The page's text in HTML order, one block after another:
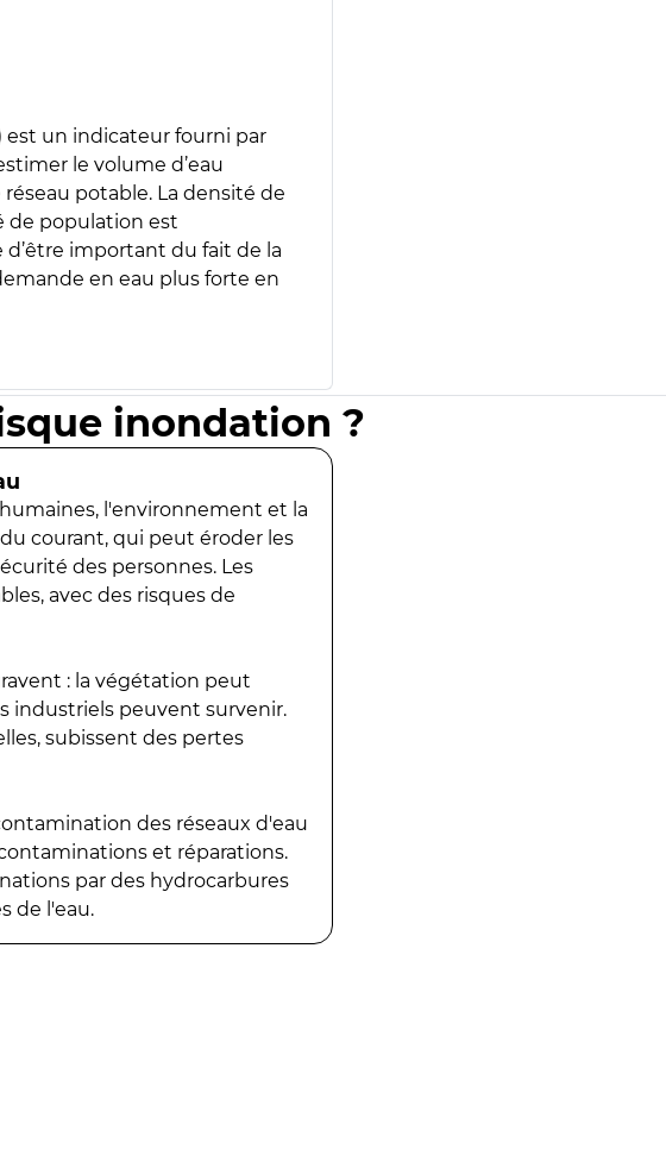
est un indicateur fourni par
le volume d’eau
potable. La densité de
de population est
important du fait de la
en eau plus forte en
inondation ?
l'environnement et la
courant, qui peut éroder les
des personnes. Les
avec des risques de
: la végétation peut
industriels peuvent survenir.
subissent des pertes
des réseaux d'eau
et réparations.
par des hydrocarbures
de l'eau.